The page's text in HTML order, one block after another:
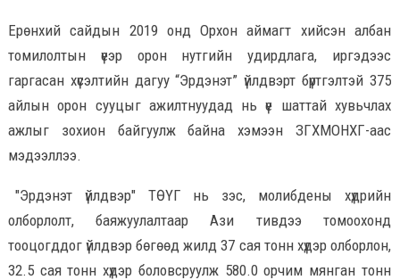
Ерөнхий сайдын 2019 онд Орхон аймагт хийсэн албан
томилолтын үеэр орон нутгийн удирдлага, иргэдээс
гаргасан хүсэлтийн дагуу “Эрдэнэт” үйлдвэрт бүртгэлтэй 375
айлын орон сууцыг ажилтнуудад нь үе шаттай хувьчлах
ажлыг зохион байгуулж байна хэмээн ЗГХМОНХГ-аас
мэдээллээ.
"Эрдэнэт үйлдвэр" ТӨҮГ нь зэс, молибдены хүдрийн
олборлолт, баяжуулалтаар Ази тивдээ томоохонд
тооцогддог үйлдвэр бөгөөд жилд 37 сая тонн хүдэр олборлон,
32.5 сая тонн хүдэр боловсруулж 580.0 орчим мянган тонн